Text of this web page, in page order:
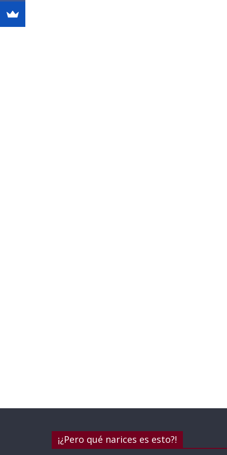
¡¿Pero qué narices es esto?!